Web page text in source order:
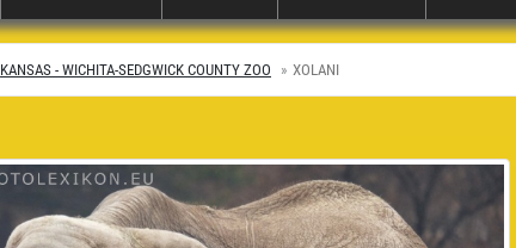
KANSAS - WICHITA-SEDGWICK COUNTY ZOO XOLANI